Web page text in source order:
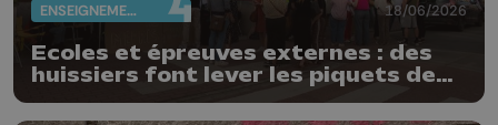
ENSEIGNEMENT 18/06/2026
Ecoles et épreuves externes : des
huissiers font lever les piquets de
grève